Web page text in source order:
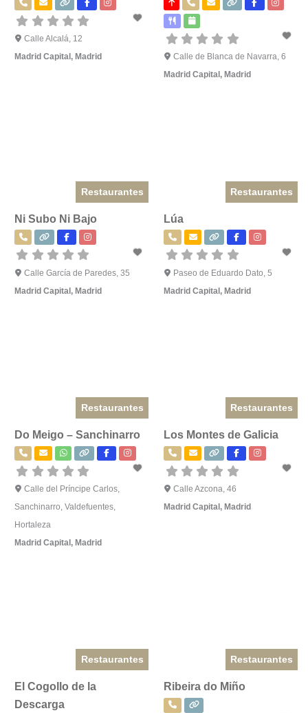
Calle Alcalá, 12
Madrid Capital , Madrid
Calle de Blanca de Navarra, 6
Madrid Capital , Madrid
Restaurantes
Ni Subo Ni Bajo
Calle García de Paredes, 35
Madrid Capital, Madrid
Restaurantes
Lúa
Paseo de Eduardo Dato, 5
Madrid Capital,Madrid
Restaurantes
Do Meigo – Sanchinarro
Calle del Príncipe Carlos,
Sanchinarro, Valdefuentes,
Hortaleza
Madrid Capital , Madrid
Restaurantes
Los Montes de Galicia
Calle Azcona, 46
Madrid Capital , Madrid
Restaurantes
El Cogollo de la
Descarga
Restaurantes
Ribeira do Miño